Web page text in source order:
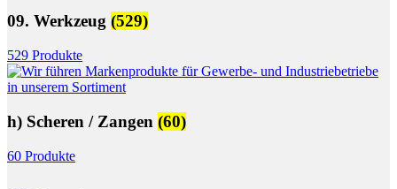
09. Werkzeug (529)
529 Produkte
h) Scheren / Zangen (60)
60 Produkte